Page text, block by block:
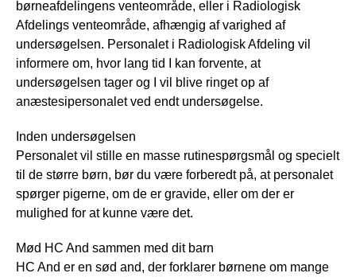
børneafdelingens venteområde, eller i Radiologisk
Afdelings venteområde, afhængig af varighed af
undersøgelsen. Personalet i Radiologisk Afdeling vil
informere om, hvor lang tid I kan forvente, at
undersøgelsen tager og I vil blive ringet op af
anæstesipersonalet ved endt undersøgelse.
Inden undersøgelsen
Personalet vil stille en masse rutinespørgsmål og specielt
til de større børn, bør du være forberedt på, at personalet
spørger pigerne, om de er gravide, eller om der er
mulighed for at kunne være det.
Mød HC And sammen med dit barn
HC And er en sød and, der forklarer børnene om mange